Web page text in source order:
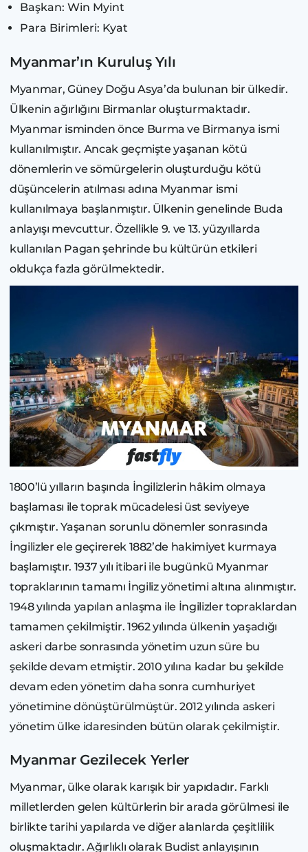
Başkan: Win Myint
Para Birimleri: Kyat
Myanmar’ın Kuruluş Yılı
Myanmar, Güney Doğu Asya’da bulunan bir ülkedir.
Ülkenin ağırlığını Birmanlar oluşturmaktadır.
Myanmar isminden önce Burma ve Birmanya ismi
kullanılmıştır. Ancak geçmişte yaşanan kötü
dönemlerin ve sömürgelerin oluşturduğu kötü
düşüncelerin atılması adına Myanmar ismi
kullanılmaya başlanmıştır. Ülkenin genelinde Buda
anlayışı mevcuttur. Özellikle 9. ve 13. yüzyıllarda
kullanılan Pagan şehrinde bu kültürün etkileri
oldukça fazla görülmektedir.
1800’lü yılların başında İngilizlerin hâkim olmaya
başlaması ile toprak mücadelesi üst seviyeye
çıkmıştır. Yaşanan sorunlu dönemler sonrasında
İngilizler ele geçirerek 1882’de hakimiyet kurmaya
başlamıştır. 1937 yılı itibari ile bugünkü Myanmar
topraklarının tamamı İngiliz yönetimi altına alınmıştır.
1948 yılında yapılan anlaşma ile İngilizler topraklardan
tamamen çekilmiştir. 1962 yılında ülkenin yaşadığı
askeri darbe sonrasında yönetim uzun süre bu
şekilde devam etmiştir. 2010 yılına kadar bu şekilde
devam eden yönetim daha sonra cumhuriyet
yönetimine dönüştürülmüştür. 2012 yılında askeri
yönetim ülke idaresinden bütün olarak çekilmiştir.
Myanmar Gezilecek Yerler
Myanmar, ülke olarak karışık bir yapıdadır. Farklı
milletlerden gelen kültürlerin bir arada görülmesi ile
birlikte tarihi yapılarda ve diğer alanlarda çeşitlilik
oluşmaktadır. Ağırlıklı olarak Budist anlayışının